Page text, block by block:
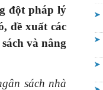
đột pháp lý
đề xuất các
và nâng
sách nhà